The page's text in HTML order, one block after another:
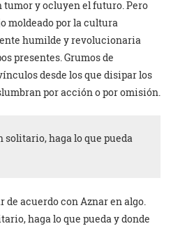
y ocluyen el futuro. Pero
moldeado por la cultura
humilde y revolucionaria
presentes. Grumos de
desde los que disipar los
por acción o por omisión.
solitario, haga lo que pueda
acuerdo con Aznar en algo.
haga lo que pueda y donde